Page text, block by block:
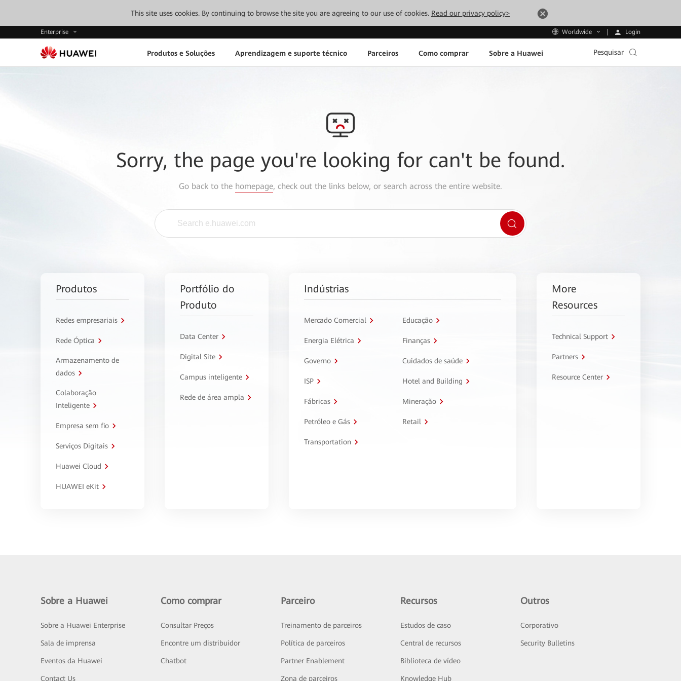
This site uses cookies. By continuing to browse the site you are agreeing to our use of cookies. Read our privacy policy>
Enterprise Worldwide Login
Produtos e Soluções Aprendizagem e suporte técnico Parceiros Como comprar Sobre a Huawei Pesquisar
Sorry, the page you're looking for can't be found.
Go back to the homepage, check out the links below, or search across the entire website.
Produtos
Redes empresariais
Rede Óptica
Armazenamento de
dados
Colaboração
Inteligente
Empresa sem fio
Serviços Digitais
Huawei Cloud
HUAWEI eKit
Portfólio do
Produto
Data Center
Digital Site
Campus inteligente
Rede de área ampla
Indústrias
Mercado Comercial Educação
Energia Elétrica Finanças
Governo Cuidados de saúde
ISP Hotel and Building
Fábricas Mineração
Petróleo e Gás Retail
Transportation
More
Resources
Technical Support
Partners
Resource Center
Sobre a Huawei
Sobre a Huawei Enterprise
Sala de imprensa
Eventos da Huawei
Contact Us
Como comprar
Consultar Preços
Encontre um distribuidor
Chatbot
Parceiro
Treinamento de parceiros
Política de parceiros
Partner Enablement
Zona de parceiros
Recursos
Estudos de caso
Central de recursos
Biblioteca de vídeo
Knowledge Hub
Outros
Corporativo
Security Bulletins